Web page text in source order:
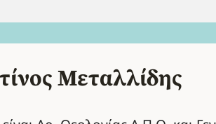
Μεταλλίδης